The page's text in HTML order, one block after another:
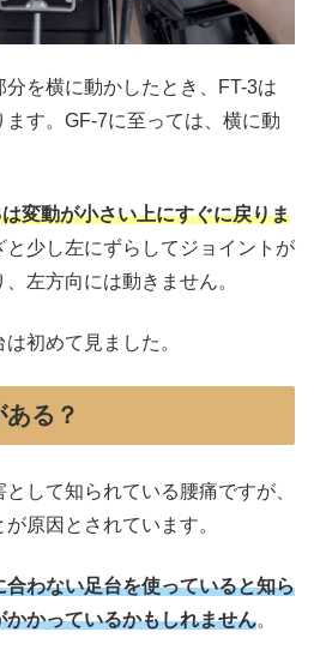
を横に動かしたとき、FT-3は
す。GF-7に至っては、横に動
変動が小さい上にすぐに戻りま
と少し左にずらしてジョイントが
左方向には動きません。
初めて見ました。
る？
して知られている腰痛ですが、
原因とされています。
わない足台を使っていると知ら
かっているかもしれません。